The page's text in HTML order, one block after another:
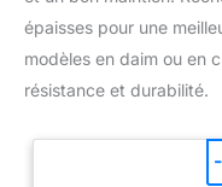
épaisses pour une
modèles en daim ou en
résistance et durabilité.